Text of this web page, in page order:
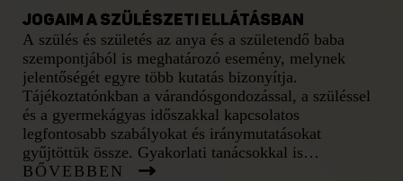
JOGAIM A SZÜLÉSZETI ELLÁTÁSBAN
A szülés és születés az anya és a születendő baba
szempontjából is meghatározó esemény, melynek
jelentőségét egyre több kutatás bizonyítja.
Tájékoztatónkban a várandósgondozással, a szüléssel
és a gyermekágyas időszakkal kapcsolatos
legfontosabb szabályokat és iránymutatásokat
gyűjtöttük össze. Gyakorlati tanácsokkal is
igyekszünk segíteni, hogy az ellátás során végig
BŐVEBBEN